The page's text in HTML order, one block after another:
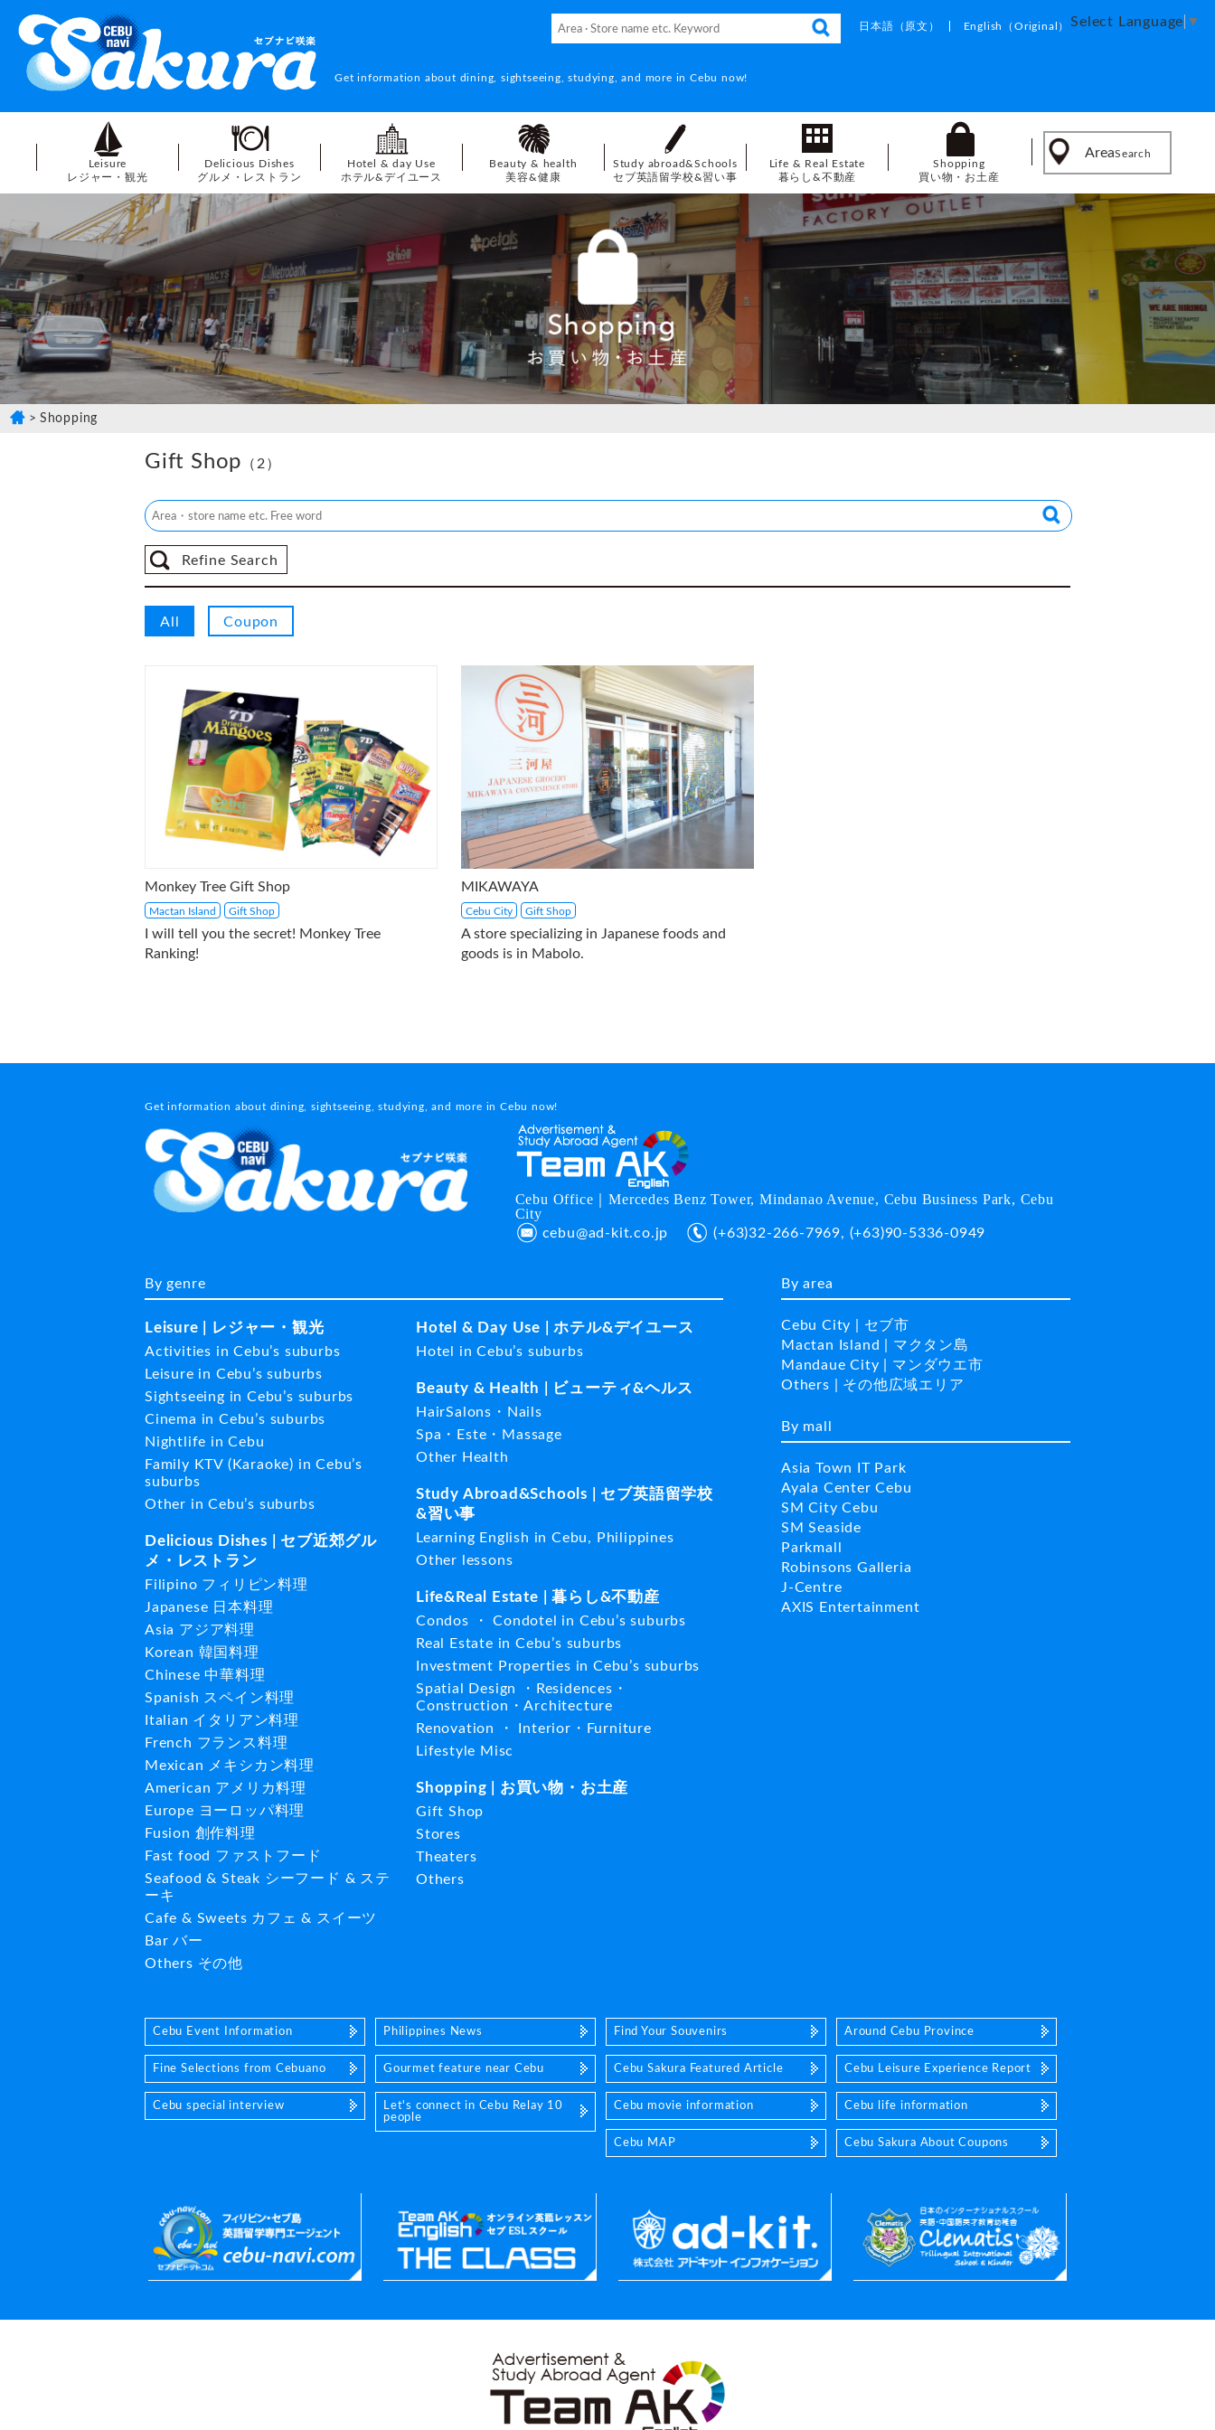
Get information about dining, sightseeing, studying, and more in Cebu now!
日本語 （原文） English （Original） Select Language ▼
Leisure
レジャー・観光
Delicious Dishes
グルメ・レストラン
Hotel & day Use
ホテル&デイユース
Beauty & health
美容&健康
Study abroad&Schools
セブ英語留学校&習い事
Life & Real Estate
暮らし&不動産
Shopping
買い物・お土産
AreaSearch
Shopping
Gift Shop （2）
Refine Search
All Coupon
Monkey Tree Gift Shop
Mactan Island Gift Shop
I will tell you the secret! Monkey Tree
Ranking!
MIKAWAYA
Cebu City Gift Shop
A store specializing in Japanese foods and
goods is in Mabolo.
Get information about dining, sightseeing, studying, and more in Cebu now!
Cebu Office｜Mercedes Benz Tower, Mindanao Avenue, Cebu Business Park, Cebu
City
cebu@ad-kit.co.jp (+63)32-266-7969, (+63)90-5336-0949
By genre
Leisure | レジャー・観光
Activities in Cebu’s suburbs
Leisure in Cebu’s suburbs
Sightseeing in Cebu’s suburbs
Cinema in Cebu’s suburbs
Nightlife in Cebu
Family KTV (Karaoke) in Cebu’s
suburbs
Other in Cebu’s suburbs
Delicious Dishes | セブ近郊グル
メ・レストラン
Filipino フィリピン料理
Japanese 日本料理
Asia アジア料理
Korean 韓国料理
Chinese 中華料理
Spanish スペイン料理
Italian イタリアン料理
French フランス料理
Mexican メキシカン料理
American アメリカ料理
Europe ヨーロッパ料理
Fusion 創作料理
Fast food ファストフード
Seafood & Steak シーフード & ステ
ーキ
Cafe & Sweets カフェ & スイーツ
Bar バー
Others その他
Hotel & Day Use | ホテル&デイユース
Hotel in Cebu’s suburbs
Beauty & Health | ビューティ&ヘルス
HairSalons・Nails
Spa・Este・Massage
Other Health
Study Abroad&Schools | セブ英語留学校
&習い事
Learning English in Cebu, Philippines
Other lessons
Life&Real Estate | 暮らし&不動産
Condos ・ Condotel in Cebu’s suburbs
Real Estate in Cebu’s suburbs
Investment Properties in Cebu’s suburbs
Spatial Design ・Residences・
Construction・Architecture
Renovation ・ Interior・Furniture
Lifestyle Misc
Shopping | お買い物・お土産
Gift Shop
Stores
Theaters
Others
By area
Cebu City | セブ市
Mactan Island | マクタン島
Mandaue City | マンダウエ市
Others | その他広域エリア
By mall
Asia Town IT Park
Ayala Center Cebu
SM City Cebu
SM Seaside
Parkmall
Robinsons Galleria
J-Centre
AXIS Entertainment
Cebu Event Information Philippines News Find Your Souvenirs Around Cebu Province
Fine Selections from Cebuano Gourmet feature near Cebu Cebu Sakura Featured Article Cebu Leisure Experience Report
Cebu special interview
Let's connect in Cebu Relay 10
people
Cebu movie information Cebu life information
Cebu MAP Cebu Sakura About Coupons